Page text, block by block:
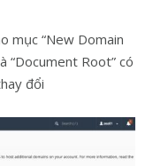
mục “New Domain
“Document Root” có
đổi